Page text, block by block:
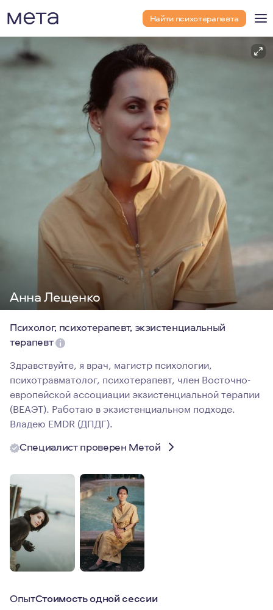
Найти психотерапевта
Анна Лещенко
Психолог, психотерапевт, экзистенциальный
терапевт
Здравствуйте, я врач, магистр психологии,
психотравматолог, психотерапевт, член Восточно-
европейской ассоциации экзистенциальной терапии
(ВЕАЭТ). Работаю в экзистенциальном подходе.
Владею EMDR (ДПДГ).
Специалист проверен Метой
ОпытСтоимость одной сессии